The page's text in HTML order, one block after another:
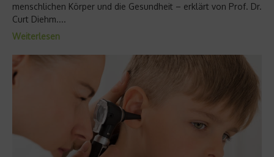
menschlichen Körper und die Gesundheit – erklärt von Prof. Dr.
Curt Diehm....
Weiterlesen